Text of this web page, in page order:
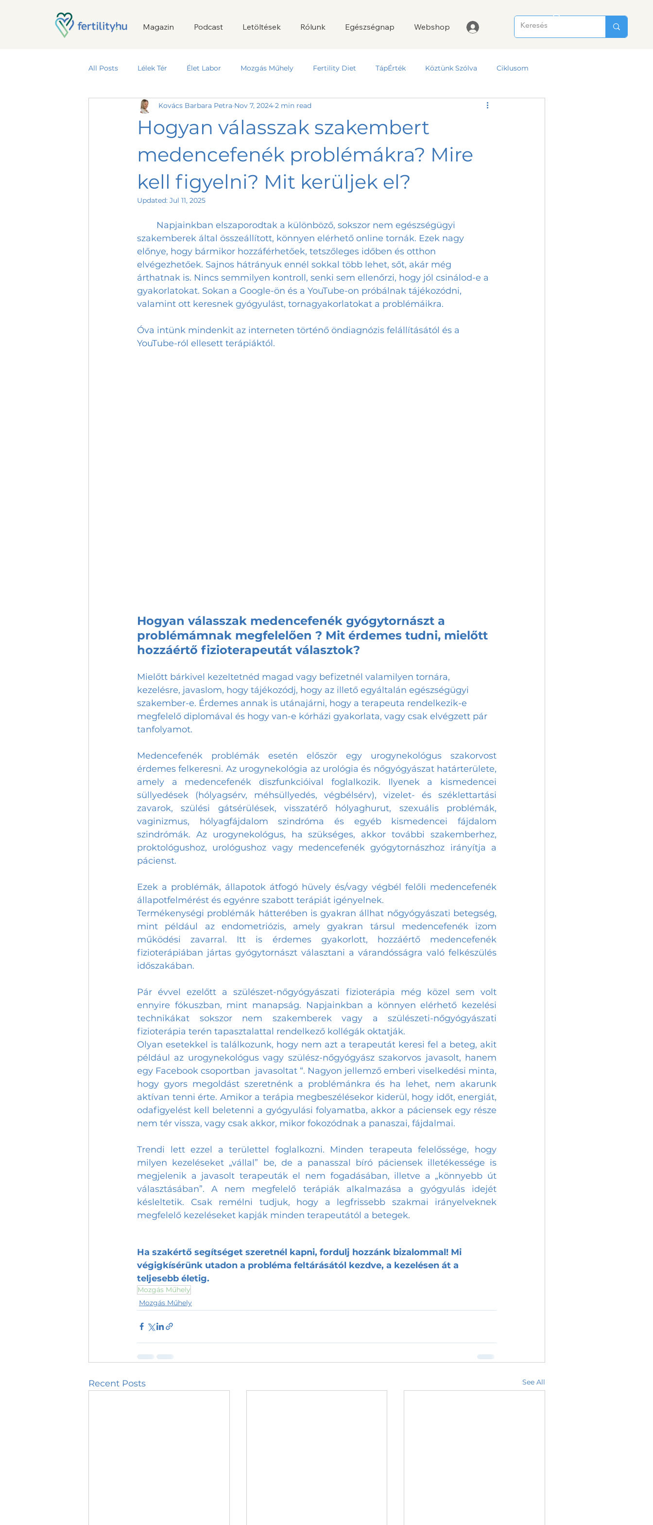
Magazin Podcast Letöltések Rólunk Egészségnap Webshop
All Posts Lélek Tér Élet Labor Mozgás Műhely Fertility Diet TápÉrték Köztünk Szólva Ciklusom
Termékeny Kapcsolat
Hogyan válasszak szakembert
medencefenék problémákra? Mire
kell figyelni? Mit kerüljek el?
Kovács Barbara Petra Nov 7, 2024 2 min read
Updated: Jul 11, 2025
szakemberek által összeállított, könnyen elérhető online tornák. Ezek nagy
előnye, hogy bármikor hozzáférhetőek, tetszőleges időben és otthon
elvégezhetőek. Sajnos hátrányuk ennél sokkal több lehet, sőt, akár még
árthatnak is. Nincs semmilyen kontroll, senki sem ellenőrzi, hogy jól csinálod-e a
gyakorlatokat. Sokan a Google-ön és a YouTube-on próbálnak tájékozódni,
valamint ott keresnek gyógyulást, tornagyakorlatokat a problémáikra.
Óva intünk mindenkit az interneten történő öndiagnózis felállításától és a
YouTube-ról ellesett terápiáktól.
Hogyan válasszak medencefenék gyógytornászt a
problémámnak megfelelően ? Mit érdemes tudni, mielőtt
hozzáértő fizioterapeutát választok?
Mielőtt bárkivel kezeltetnéd magad vagy befizetnél valamilyen tornára,
kezelésre, javaslom, hogy tájékozódj, hogy az illető egyáltalán egészségügyi
szakember-e. Érdemes annak is utánajárni, hogy a terapeuta rendelkezik-e
megfelelő diplomával és hogy van-e kórházi gyakorlata, vagy csak elvégzett pár
tanfolyamot.
Medencefenék problémák esetén először egy urogynekológus szakorvost
érdemes felkeresni. Az urogynekológia az urológia és nőgyógyászat határterülete,
amely a medencefenék diszfunkcióival foglalkozik. Ilyenek a kismedencei
süllyedések (hólyagsérv, méhsüllyedés, végbélsérv), vizelet- és széklettartási
zavarok, szülési gátsérülések, visszatérő hólyaghurut, szexuális problémák,
vaginizmus, hólyagfájdalom szindróma és egyéb kismedencei fájdalom
szindrómák. Az urogynekológus, ha szükséges, akkor további szakemberhez,
proktológushoz, urológushoz vagy medencefenék gyógytornászhoz irányítja a
pácienst.
Ezek a problémák, állapotok átfogó hüvely és/vagy végbél felőli medencefenék
állapotfelmérést és egyénre szabott terápiát igényelnek.
Termékenységi problémák hátterében is gyakran állhat nőgyógyászati betegség,
mint például az endometriózis, amely gyakran társul medencefenék izom
működési zavarral. Itt is érdemes gyakorlott, hozzáértő medencefenék
fizioterápiában jártas gyógytornászt választani a várandósságra való felkészülés
időszakában.
Pár évvel ezelőtt a szülészet-nőgyógyászati fizioterápia még közel sem volt
ennyire fókuszban, mint manapság. Napjainkban a könnyen elérhető kezelési
technikákat sokszor nem szakemberek vagy a szülészeti-nőgyógyászati
fizioterápia terén tapasztalattal rendelkező kollégák oktatják.
Olyan esetekkel is találkozunk, hogy nem azt a terapeutát keresi fel a beteg, akit
például az urogynekológus vagy szülész-nőgyógyász szakorvos javasolt, hanem
egy Facebook csoportban  javasoltat “. Nagyon jellemző emberi viselkedési minta,
hogy gyors megoldást szeretnénk a problémánkra és ha lehet, nem akarunk
aktívan tenni érte. Amikor a terápia megbeszélésekor kiderül, hogy időt, energiát,
odafigyelést kell beletenni a gyógyulási folyamatba, akkor a páciensek egy része
nem tér vissza, vagy csak akkor, mikor fokozódnak a panaszai, fájdalmai.
Trendi lett ezzel a területtel foglalkozni. Minden terapeuta felelőssége, hogy
milyen kezeléseket „vállal” be, de a panasszal bíró páciensek illetékessége is
megjelenik a javasolt terapeuták el nem fogadásában, illetve a „könnyebb út
választásában”. A nem megfelelő terápiák alkalmazása a gyógyulás idejét
késleltetik. Csak remélni tudjuk, hogy a legfrissebb szakmai irányelveknek
megfelelő kezeléseket kapják minden terapeutától a betegek.
Ha szakértő segítséget szeretnél kapni, fordulj hozzánk bizalommal! Mi
végigkísérünk utadon a probléma feltárásától kezdve, a kezelésen át a
teljesebb életig.
Mozgás Műhely
Mozgás Műhely
Recent Posts See All